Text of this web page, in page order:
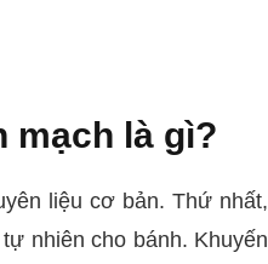
mạch là gì?
liệu cơ bản. Thứ nhất,
nhiên cho bánh. Khuyến